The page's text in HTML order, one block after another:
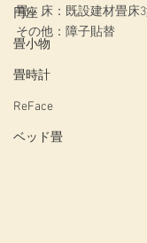
円座
畳小物
畳時計
ReFace
ベッド畳
畳　床：既設建材畳床
その他：障子貼替